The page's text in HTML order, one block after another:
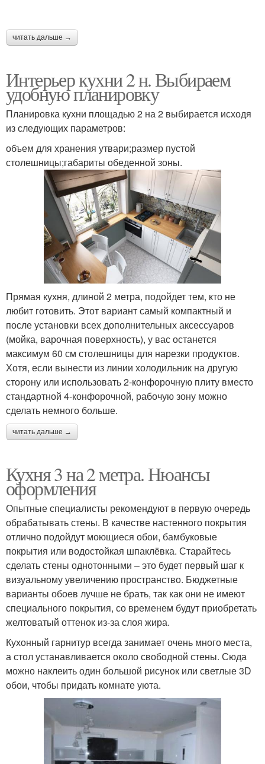
читать дальше →
Интерьер кухни 2 н. Выбираем
удобную планировку
Планировка кухни площадью 2 на 2 выбирается исходя
из следующих параметров:
объем для хранения утвари;размер пустой
столешницы;габариты обеденной зоны.
Прямая кухня, длиной 2 метра, подойдет тем, кто не
любит готовить. Этот вариант самый компактный и
после установки всех дополнительных аксессуаров
(мойка, варочная поверхность), у вас останется
максимум 60 см столешницы для нарезки продуктов.
Хотя, если вынести из линии холодильник на другую
сторону или использовать 2-конфорочную плиту вместо
стандартной 4-конфорочной, рабочую зону можно
сделать немного больше.
читать дальше →
Кухня 3 на 2 метра. Нюансы
оформления
Опытные специалисты рекомендуют в первую очередь
обрабатывать стены. В качестве настенного покрытия
отлично подойдут моющиеся обои, бамбуковые
покрытия или водостойкая шпаклёвка. Старайтесь
сделать стены однотонными – это будет первый шаг к
визуальному увеличению пространство. Бюджетные
варианты обоев лучше не брать, так как они не имеют
специального покрытия, со временем будут приобретать
желтоватый оттенок из-за слоя жира.
Кухонный гарнитур всегда занимает очень много места,
а стол устанавливается около свободной стены. Сюда
можно наклеить один большой рисунок или светлые 3D
обои, чтобы придать комнате уюта.